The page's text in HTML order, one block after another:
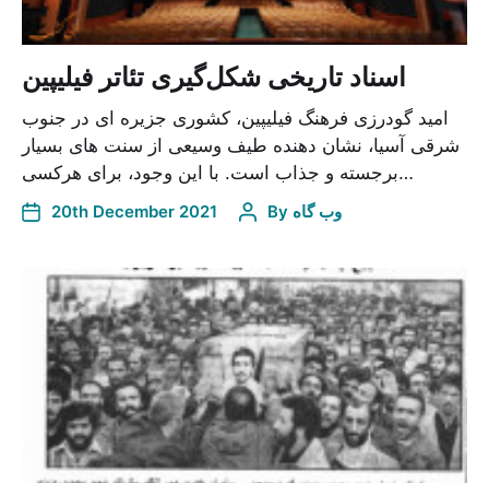
اسناد تاریخی شکل‌گیری تئاتر فیلیپین
امید گودرزی فرهنگ فیلیپین، کشوری جزیره ای در جنوب
شرقی آسیا، نشان دهنده طیف وسیعی از سنت های بسیار
برجسته و جذاب است. با این وجود، برای هرکسی…
20th December 2021 By وب گاه